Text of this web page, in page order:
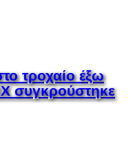
τροχαίο έξω
συγκρούστηκε